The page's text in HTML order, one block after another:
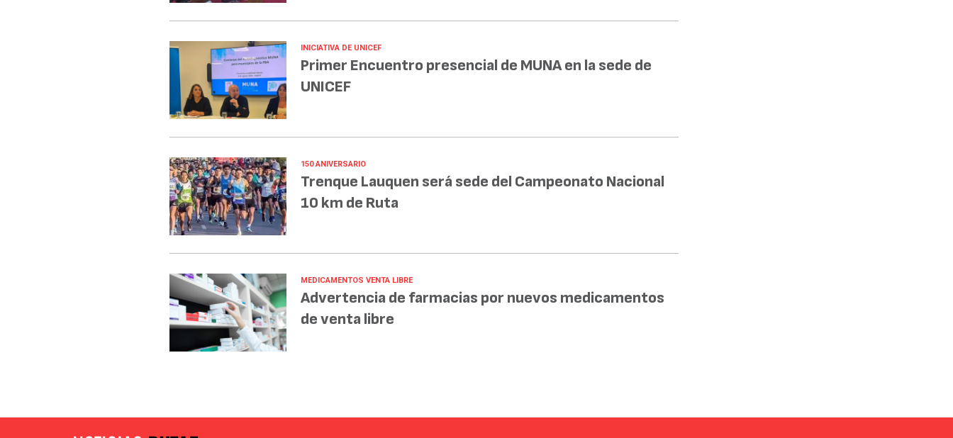
INICIATIVA DE UNICEF
Primer Encuentro presencial de MUNA en la sede de
UNICEF
150 ANIVERSARIO
Trenque Lauquen será sede del Campeonato Nacional
10 km de Ruta
MEDICAMENTOS VENTA LIBRE
Advertencia de farmacias por nuevos medicamentos
de venta libre